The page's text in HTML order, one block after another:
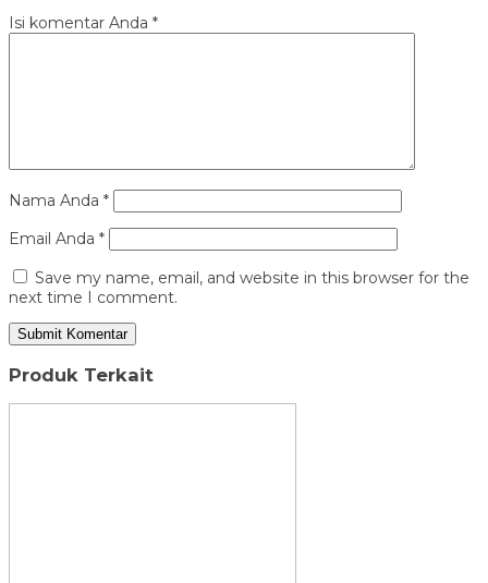
Isi komentar Anda *
Nama Anda *
Email Anda *
Save my name, email, and website in this browser for the
next time I comment.
Produk Terkait